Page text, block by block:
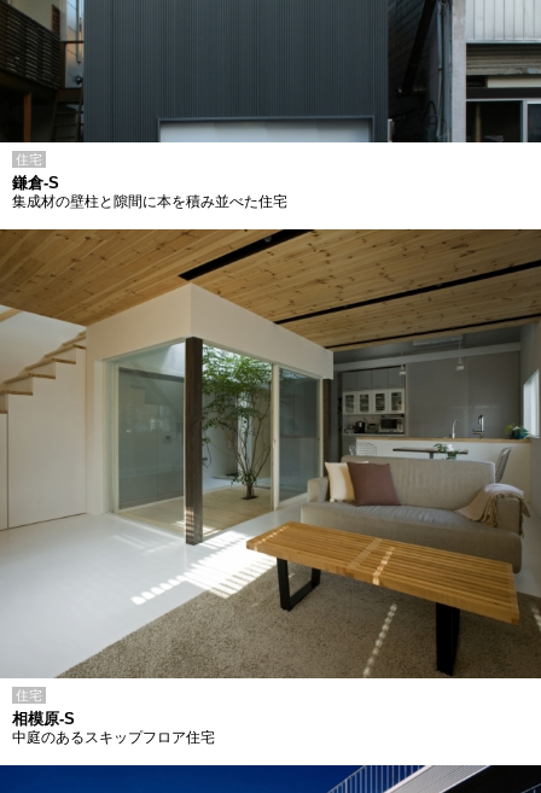
住宅
鎌倉-S
集成材の壁柱と隙間に本を積み並べた住宅
住宅
相模原-S
中庭のあるスキップフロア住宅